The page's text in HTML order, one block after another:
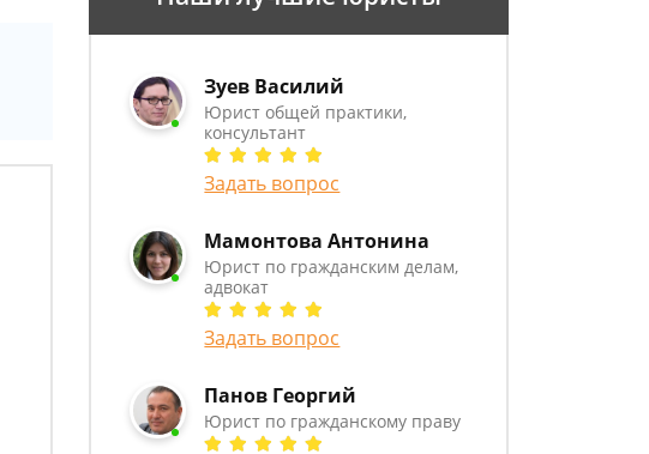
Зуев Василий
Юрист общей практики,
консультант
Задать вопрос
Мамонтова Антонина
Юрист по гражданским делам,
адвокат
Задать вопрос
Панов Георгий
Юрист по гражданскому праву